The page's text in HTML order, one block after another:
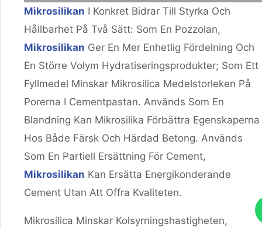
Mikrosilikan I Konkret Bidrar Till Styrka Och
Hållbarhet På Två Sätt: Som En Pozzolan,
Mikrosilikan Ger En Mer Enhetlig Fördelning Och
En Större Volym Hydratiseringsprodukter; Som Ett
Fyllmedel Minskar Mikrosilica Medelstorleken På
Porerna I Cementpastan. Används Som En
Blandning Kan Mikrosilika Förbättra Egenskaperna
Hos Både Färsk Och Härdad Betong. Används
Som En Partiell Ersättning För Cement,
Mikrosilikan Kan Ersätta Energikonderande
Cement Utan Att Offra Kvaliteten.
Mikrosilica Minskar Kolsyrningshastigheten,